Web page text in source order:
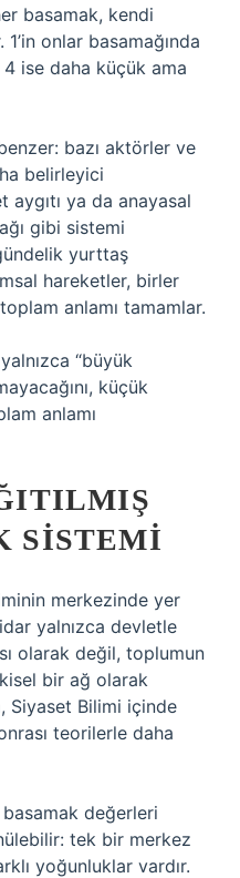
basamak, kendi
1’in onlar basamağında
4 ise daha küçük ama
bazı aktörler ve
belirleyici
aygıtı ya da anayasal
gibi sistemi
yurttaş
hareketler, birler
anlamı tamamlar.
“büyük
küçük
anlamı
SISTEMI
merkezinde yer
yalnızca devletle
olarak değil, toplumun
bir ağ olarak
Siyaset Bilimi içinde
teorilerle daha
basamak değerleri
tek bir merkez
yoğunluklar vardır.